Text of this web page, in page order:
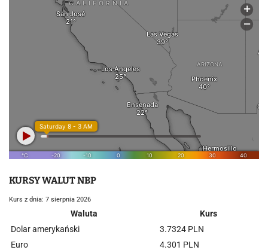
KURSY WALUT NBP
Kurs z dnia: 7 sierpnia 2026
Waluta
Kurs
Dolar amerykański
3.7324 PLN
Euro
4.301 PLN